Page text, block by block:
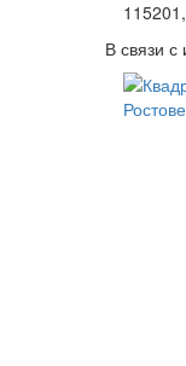
В связи